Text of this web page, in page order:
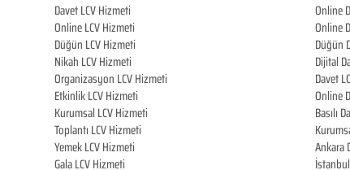
Davet LCV Hizmeti
Online LCV Hizmeti
Düğün LCV Hizmeti
Nikah LCV Hizmeti
Organizasyon LCV Hizmeti
Etkinlik LCV Hizmeti
Kurumsal LCV Hizmeti
Toplantı LCV Hizmeti
Yemek LCV Hizmeti
Gala LCV Hizmeti
Online
Online
Düğün
Dijital
Davet
Online
Basılı
Ankara